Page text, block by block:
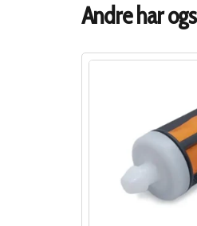
Andre har